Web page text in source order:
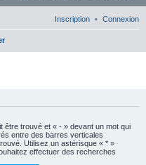
Connexion
Inscription
être trouvé et « - » devant un mot qui
entre des barres verticales
Utilisez un astérisque « * »
effectuer des recherches